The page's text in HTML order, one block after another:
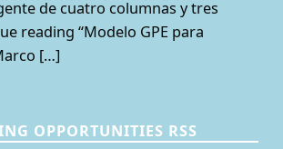
de cuatro columnas y tres
reading “Modelo GPE para
[…]
OPPORTUNITIES RSS